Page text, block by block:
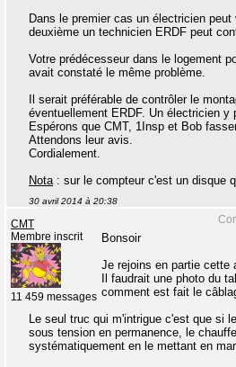
Dans le premier cas un électricien
deuxième un technicien ERDF peut
Votre prédécesseur dans le logement
avait constaté le même problème.
Il serait préférable de contrôler le
éventuellement ERDF. Un électricien
Espérons que CMT, 1Insp et Bob
Attendons leur avis.
Cordialement.
Nota: sur le compteur c'est un disque
30 avril 2014 à 20:38
CMT
Membre inscrit
11 459 messages
Bonsoir
Je rejoins en partie cette
Il faudrait une photo du
comment est fait le
Le seul truc qui m'intrigue c'est que si
sous tension en permanence, le
systématiquement en le mettant en